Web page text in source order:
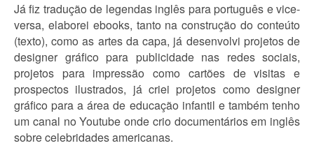
Já fiz tradução de legendas inglês para português e vice-
versa, elaborei ebooks, tanto na construção do conteúto
(texto), como as artes da capa, já desenvolvi projetos de
designer gráfico para publicidade nas redes sociais,
projetos para impressão como cartões de visitas e
prospectos ilustrados, já criei projetos como designer
gráfico para a área de educação infantil e também tenho
um canal no Youtube onde crio documentários em inglês
sobre celebridades americanas.